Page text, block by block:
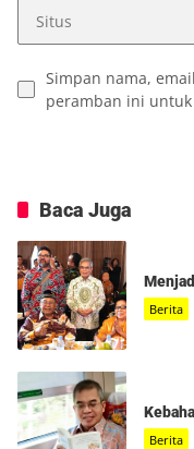
Simpan nama,
peramban ini
Baca Juga
Berita
Berita